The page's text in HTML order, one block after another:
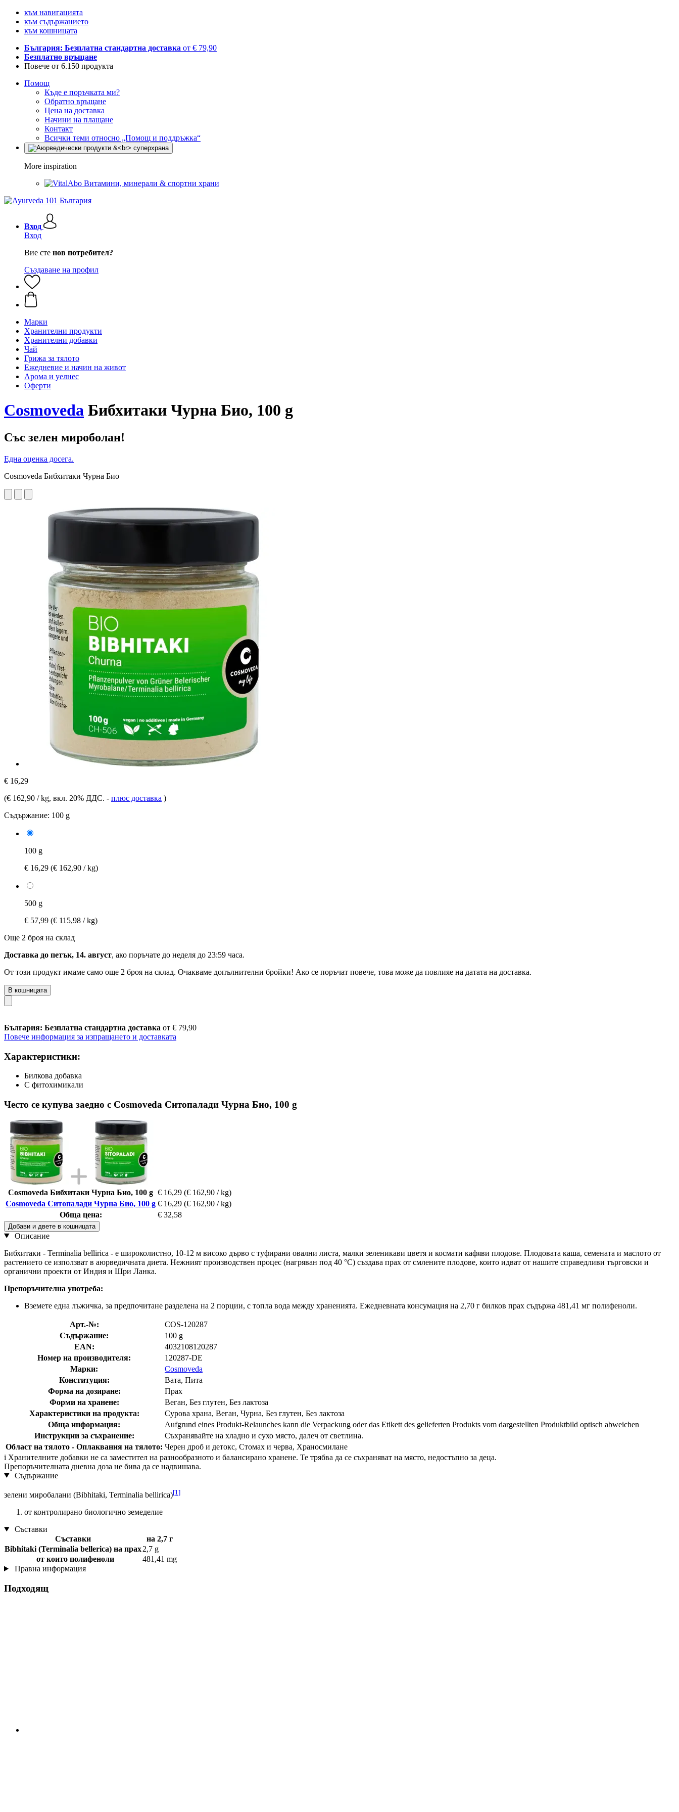
към навигацията
към съдържанието
към кошницата
България: Безплатна стандартна доставка от € 79,90
Безплатно връщане
Повече от 6.150 продукта
Помощ
Къде е поръчката ми?
Обратно връщане
Цена на доставка
Начини на плащане
Контакт
Всички теми относно „Помощ и поддръжка“
More inspiration
Витамини, минерали & спортни храни
Вход
Вход
Вие сте нов потребител?
Създаване на профил
Марки
Хранителни продукти
Хранителни добавки
Чай
Грижа за тялото
Ежедневие и начин на живот
Арома и уелнес
Оферти
Cosmoveda Бибхитаки Чурна Био, 100 g
Със зелен мироболан!
Една оценка досега.
Cosmoveda Бибхитаки Чурна Био
€ 16,29
(€ 162,90 / kg, вкл. 20% ДДС. - плюс доставка )
Съдържание: 100 g
100 g
€ 16,29 (€ 162,90 / kg)
500 g
€ 57,99 (€ 115,98 / kg)
Още 2 броя на склад
Доставка до петък, 14. август, ако поръчате до неделя до 23:59 часа.
От този продукт имаме само още 2 броя на склад. Очакваме допълнителни бройки! Ако се поръчат повече, това може да повлияе на датата на доставка.
В кошницата
България: Безплатна стандартна доставка от € 79,90
Повече информация за изпращането и доставката
Характеристики:
Билкова добавка
С фитохимикали
Често се купува заедно с Cosmoveda Ситопалади Чурна Био, 100 g
Cosmoveda Бибхитаки Чурна Био, 100 g € 16,29 (€ 162,90 / kg)
Cosmoveda Ситопалади Чурна Био, 100 g € 16,29 (€ 162,90 / kg)
Обща цена:
€ 32,58
Добави и двете в кошницата
Описание
Бибхитаки - Terminalia bellirica - е широколистно, 10-12 м високо дърво с туфирани овални листа, малки зеленикави цветя и космати кафяви плодове. Плодовата каша, семената и маслото от
растението се използват в аюрведичната диета. Нежният производствен процес (нагряван под 40 °C) създава прах от смлените плодове, които идват от нашите справедливи търговски и
органични проекти от Индия и Шри Ланка.
Препоръчителна употреба:
Вземете една лъжичка, за предпочитане разделена на 2 порции, с топла вода между храненията. Ежедневната консумация на 2,70 г билков прах съдържа 481,41 мг полифеноли.
Арт.-№:
COS-120287
Съдържание:
100 g
EAN:
4032108120287
Номер на производителя:
120287-DE
Марки:
Cosmoveda
Конституция:
Вата, Пита
Форма на дозиране:
Прах
Форми на хранене:
Веган, Без глутен, Без лактоза
Характеристики на продукта:
Сурова храна, Веган, Чурна, Без глутен, Без лактоза
Обща информация:
Aufgrund eines Produkt-Relaunches kann die Verpackung oder das Etikett des gelieferten Produkts vom dargestellten Produktbild optisch abweichen
Инструкции за съхранение:
Съхранявайте на хладно и сухо място, далеч от светлина.
Област на тялото - Оплаквания на тялото: Черен дроб и детокс, Стомах и черва, Храносмилане
i Хранителните добавки не са заместител на разнообразното и балансирано хранене. Те трябва да се съхраняват на място, недостъпно за деца.
Препоръчителната дневна доза не бива да се надвишава.
Съдържание
зелени миробалани (Bibhitaki, Terminalia bellirica)[1]
от контролирано биологично земеделие
Съставки
Съставки
на 2,7 г
Bibhitaki (Terminalia bellerica) на прах2,7 g
от които полифеноли
481,41 mg
Правна информация
Подходящ